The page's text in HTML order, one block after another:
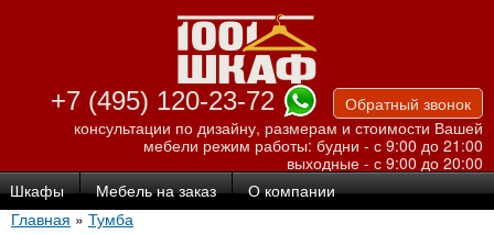
Перейти к
основному
содержанию
+7 (495) 120-23-72
Обратный звонок
консультации по дизайну, размерам и стоимости Вашей
мебели режим работы: будни - с 9:00 до 21:00
выходные - с 9:00 до 20:00
Шкафы Мебель на заказ О компании
Главная » Тумба